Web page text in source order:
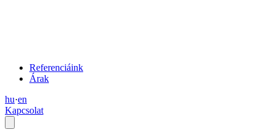
Referenciáink
Árak
hu·en
Kapcsolat